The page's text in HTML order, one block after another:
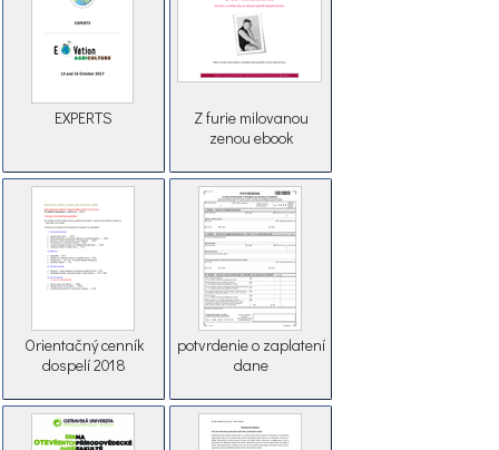
EXPERTS
Z furie milovanou
zenou ebook
Orientačný cenník
dospelí 2018
potvrdenie o zaplatení
dane